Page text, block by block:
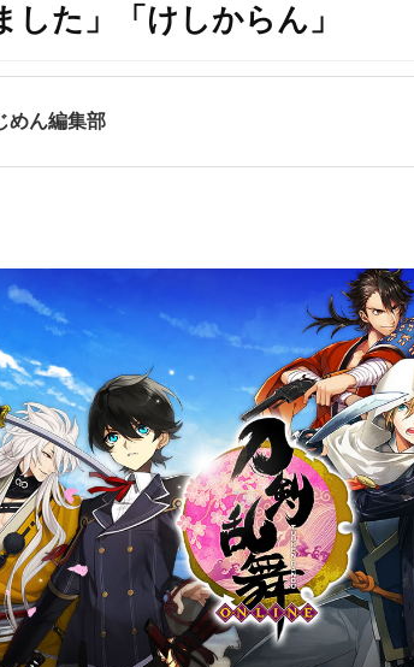
した」「けしからん」
めん編集部